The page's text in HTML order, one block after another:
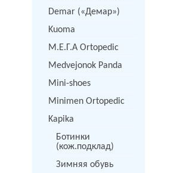
Demar («Демар»)
Kuoma
M.Е.Г.А Ortopedic
Medvejonok Panda
Mini-shoes
Minimen Ortopedic
Kapika
Ботинки
(кож.подклад)
Зимняя обувь